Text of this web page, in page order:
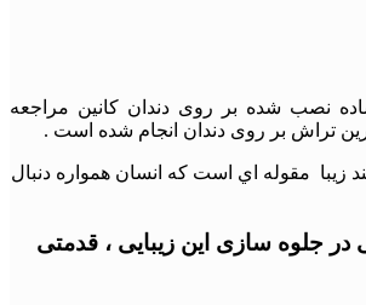
نصب شده بر روی دندان کانین مراجعه
تراش بر روی دندان انجام شده است .
9 : لبخند زیبا مقوله اي است كه انسان همواره دنبال
در جلوه سازی این زیبایی ، قدمتی